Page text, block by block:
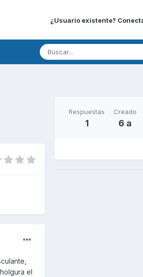
¿Usuario existente?
el
Respuestas
1
Creado
6 a